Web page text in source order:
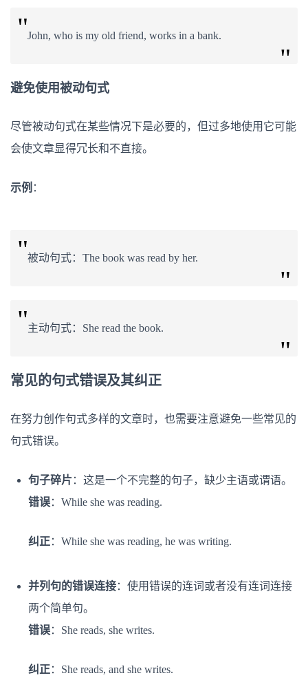
John, who is my old friend, works in a bank.
避免使用被动句式
尽管被动句式在某些情况下是必要的，但过多地使用它可能
会使文章显得冗长和不直接。
示例 ：
被动句式：The book was read by her.
主动句式：She read the book.
常见的句式错误及其纠正
在努力创作句式多样的文章时，也需要注意避免一些常见的
句式错误。
句子碎片 ：这是一个不完整的句子，缺少主语或谓语。
错误：While she was reading.
纠正：While she was reading, he was writing.
并列句的错误连接：使用错误的连词或者没有连词连接
两个简单句。
错误：She reads, she writes.
纠正：She reads, and she writes.